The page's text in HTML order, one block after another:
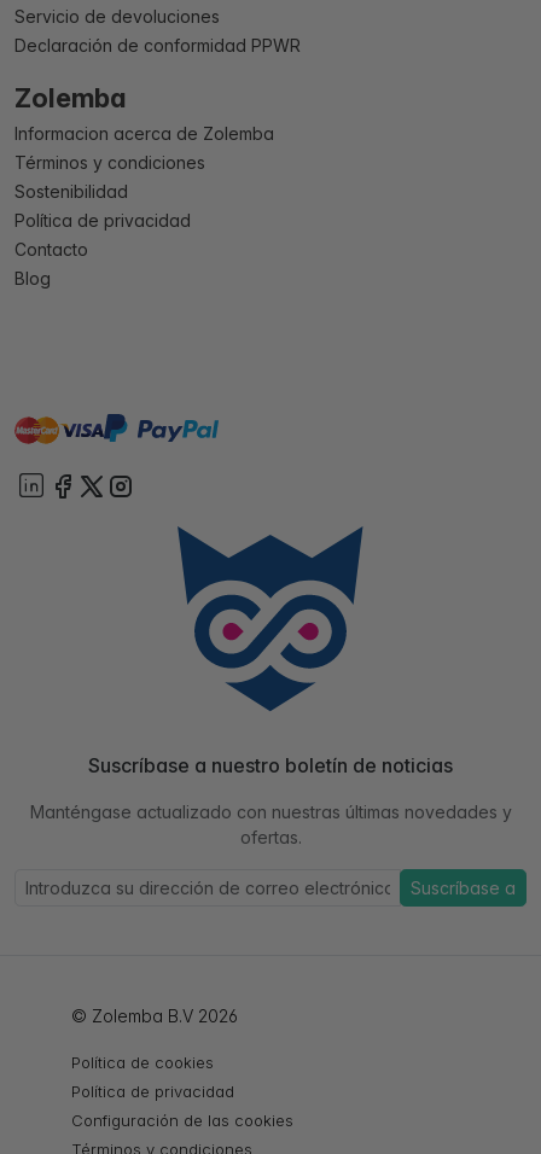
Servicio de devoluciones
Declaración de conformidad PPWR
Zolemba
Informacion acerca de Zolemba
Términos y condiciones
Sostenibilidad
Política de privacidad
Contacto
Blog
mastervisa paypal
Suscríbase a nuestro boletín de noticias
Manténgase actualizado con nuestras últimas novedades y
ofertas.
Suscríbase a
© Zolemba B.V 2026
Política de cookies
Política de privacidad
Configuración de las cookies
Términos y condiciones